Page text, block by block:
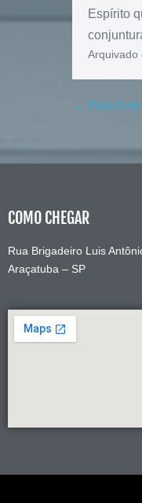
Espírito
Arquivado
← Post
COMO CHEGAR
Rua Brigadeiro Luis
Araçatuba – SP